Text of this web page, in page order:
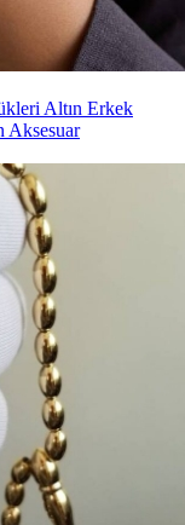
Altın Erkek
Aksesuar